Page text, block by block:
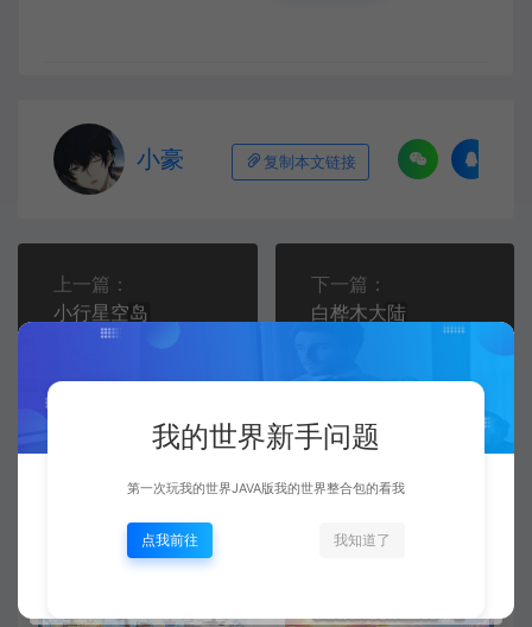
小豪 复制本文链接
上一篇：
小行星空岛
下一篇：
白桦木大陆
相关文章
我的世界新手问题
第一次玩我的世界JAVA版我的世界整合包的看我
点我前往 我知道了